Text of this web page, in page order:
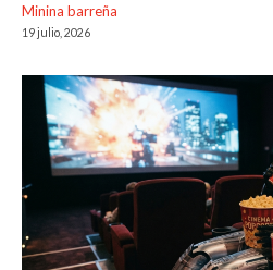
Minina barreña
19 julio, 2026